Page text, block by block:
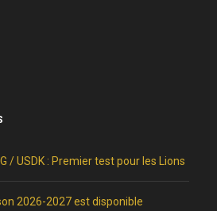
/ USDK : Premier test pour les Lions
2026-2027 est disponible